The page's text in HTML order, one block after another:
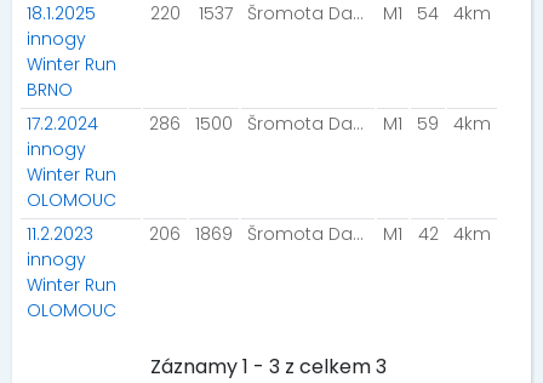
18.1.2025
innogy
Winter Run
BRNO
220 1537 Šromota Daniel M1 54 4km
17.2.2024
innogy
Winter Run
OLOMOUC
286 1500 Šromota Daniel M1 59 4km
11.2.2023
innogy
Winter Run
OLOMOUC
206 1869 Šromota Daniel M1 42 4km
Záznamy 1 - 3 z celkem 3